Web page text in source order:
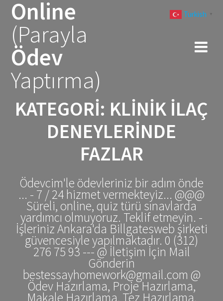
Online
(Parayla
Ödev
Yaptırma)
KATEGORI: KLINIK ILAÇ
DENEYLERINDE
FAZLAR
Ödevcim'le ödevleriniz bir adım önde
... - 7 / 24 hizmet vermekteyiz... @@@
Süreli, online, quiz türü sınavlarda
yardımcı olmuyoruz. Teklif etmeyin. -
İşleriniz Ankara'da Billgatesweb şirketi
güvencesiyle yapılmaktadır. 0 (312)
276 75 93 --- @ İletişim İçin Mail
Gönderin
bestessayhomework@gmail.com @
Ödev Hazırlama, Proje Hazırlama,
Makale Hazırlama, Tez Hazırlama,
Turkish ▼